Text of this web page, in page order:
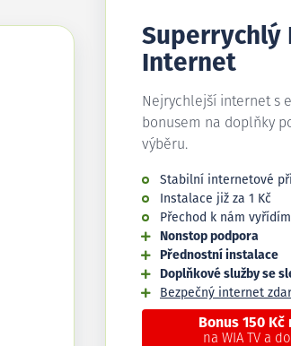
Superrychlý
Internet
Nejrychlejší internet s
bonusem na doplňky
výběru.
Stabilní internetové
Instalace již za 1 Kč
Přechod k nám
Nonstop podpora
Přednostní instalace
Doplňkové služby se
Bezpečný internet
Bonus 150
na WIA TV a